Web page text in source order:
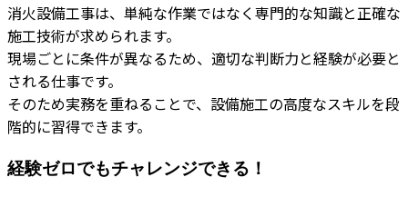
消火設備工事は、単純な作業ではなく専門的な知識と正確な
施工技術が求められます。
現場ごとに条件が異なるため、適切な判断力と経験が必要と
される仕事です。
そのため実務を重ねることで、設備施工の高度なスキルを段
階的に習得できます。
経験ゼロでもチャレンジできる！